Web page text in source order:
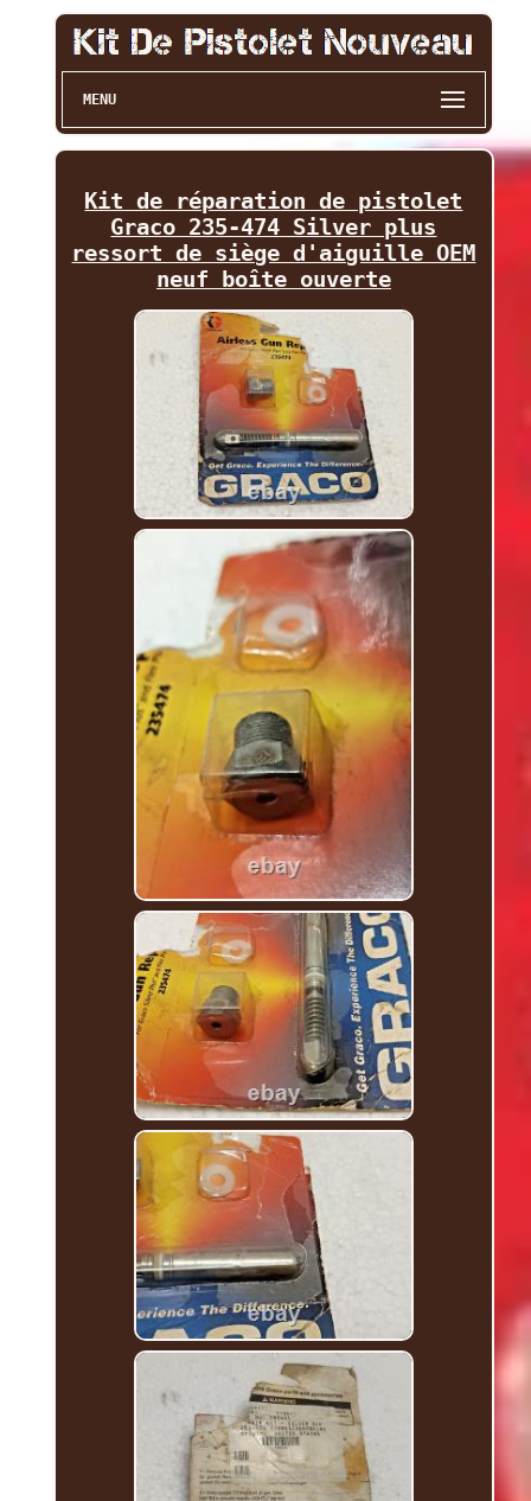
MENU
Kit de réparation de pistolet
Graco 235-474 Silver plus
ressort de siège d'aiguille OEM
neuf boîte ouverte